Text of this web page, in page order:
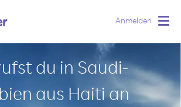
Anmelden
du in Saudi-
aus Haiti an